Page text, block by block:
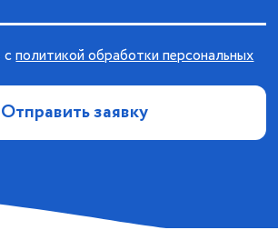
Отправить заявку
сполитикой обработки персональных